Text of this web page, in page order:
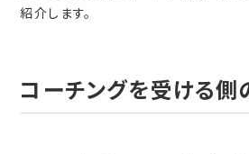
紹介します。
コーチングを受ける側